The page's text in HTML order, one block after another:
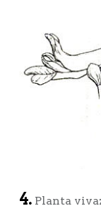
4.Planta